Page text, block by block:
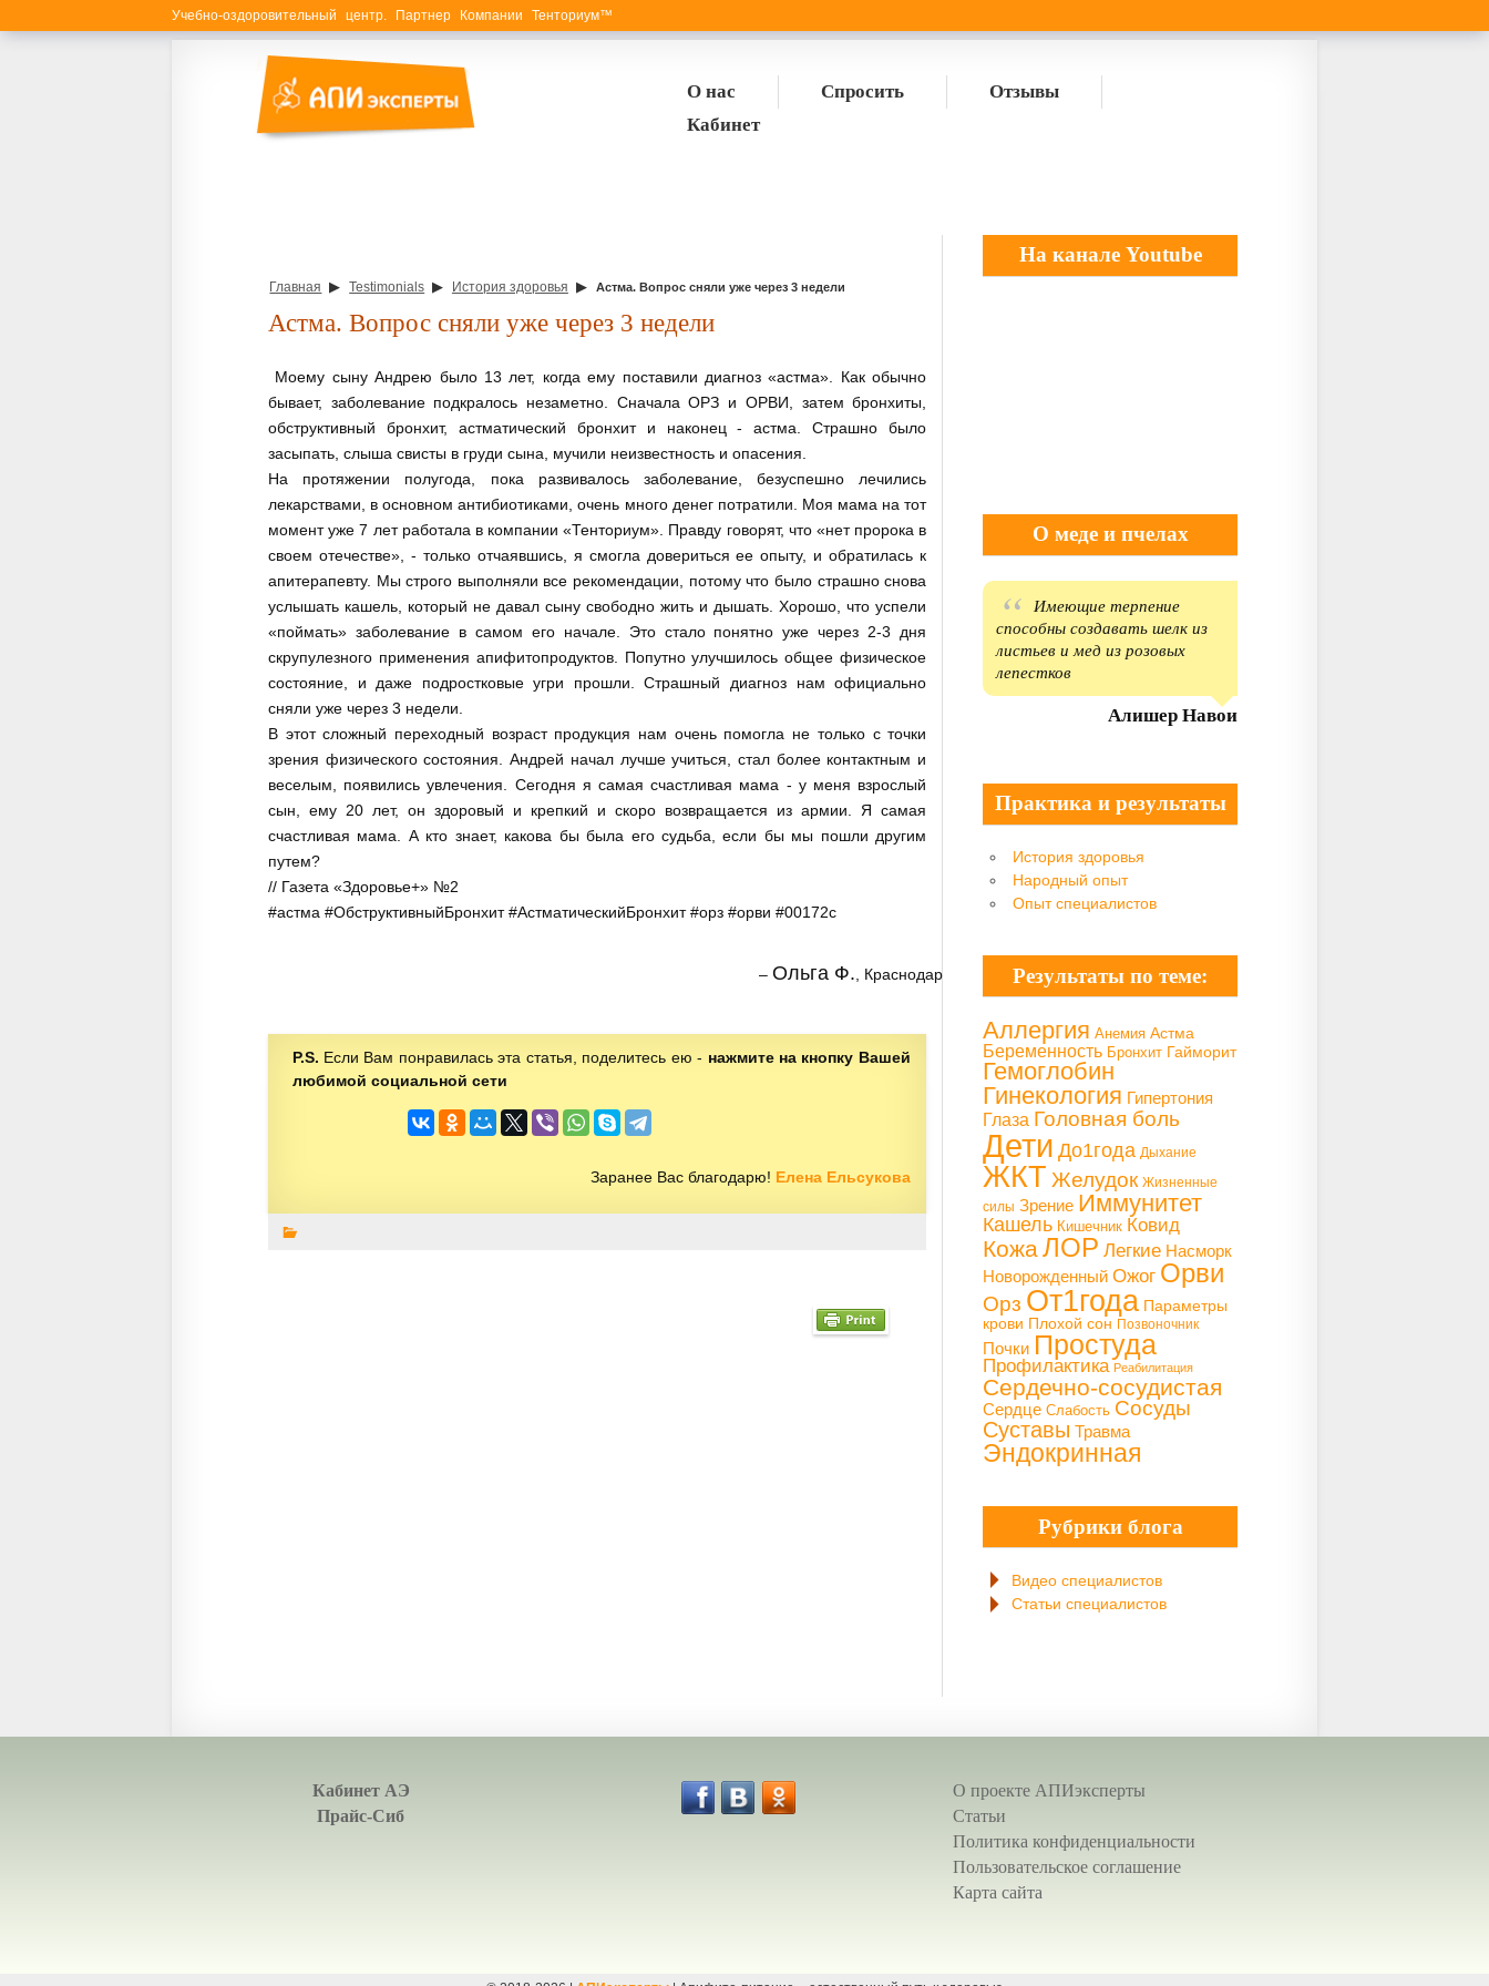
Учебно-оздоровительный центр. Партнер Компании Тенториум™
О нас Спросить
Отзывы
Кабинет
Главная ▶ Testimonials ▶ История здоровья ▶ Астма. Вопрос сняли уже через 3 недели
Астма. Вопрос сняли уже через 3 недели
Моему сыну Андрею было 13 лет, когда ему поставили диагноз «астма». Как обычно
бывает, заболевание подкралось незаметно. Сначала ОРЗ и ОРВИ, затем бронхиты,
обструктивный бронхит, астматический бронхит и наконец - астма. Страшно было
засыпать, слыша свисты в груди сына, мучили неизвестность и опасения.
На протяжении полугода, пока развивалось заболевание, безуспешно лечились
лекарствами, в основном антибиотиками, очень много денег потратили. Моя мама на тот
момент уже 7 лет работала в компании «Тенториум». Правду говорят, что «нет пророка в
своем отечестве», - только отчаявшись, я смогла довериться ее опыту, и обратилась к
апитерапевту. Мы строго выполняли все рекомендации, потому что было страшно снова
услышать кашель, который не давал сыну свободно жить и дышать. Хорошо, что успели
«поймать» заболевание в самом его начале. Это стало понятно уже через 2-3 дня
скрупулезного применения апифитопродуктов. Попутно улучшилось общее физическое
состояние, и даже подростковые угри прошли. Страшный диагноз нам официально
сняли уже через 3 недели.
В этот сложный переходный возраст продукция нам очень помогла не только с точки
зрения физического состояния. Андрей начал лучше учиться, стал более контактным и
веселым, появились увлечения. Сегодня я самая счастливая мама - у меня взрослый
сын, ему 20 лет, он здоровый и крепкий и скоро возвращается из армии. Я самая
счастливая мама. А кто знает, какова бы была его судьба, если бы мы пошли другим
путем?
// Газета «Здоровье+» №2
#астма #ОбструктивныйБронхит #АстматическийБронхит #орз #орви #00172c
Ольга Ф. Краснодар
P.S. Если Вам понравилась эта статья, поделитесь ею - нажмите на кнопку Вашей
любимой социальной сети
Заранее Вас благодарю! Елена Ельсукова
На канале Youtube
О меде и пчелах
Имеющие терпение
способны создавать шелк из
листьев и мед из розовых
лепестков
Алишер Навои
Практика и результаты
История здоровья
Народный опыт
Опыт специалистов
Результаты по теме:
Аллергия Анемия Астма
Беременность Бронхит Гайморит
Гемоглобин
Гинекология Гипертония
Глаза Головная боль
Дети До1года Дыхание
ЖКТ Желудок Жизненные
силы Зрение Иммунитет
Кашель Кишечник Ковид
КожаЛОР Легкие Насморк
Новорожденный Ожог Орви
Орз От1года Параметры
крови Плохой сон Позвоночник
Почки Простуда
Профилактика Реабилитация
Сердечно-сосудистая
Сердце Слабость Сосуды
Суставы Травма
Эндокринная
Рубрики блога
Видео специалистов
Статьи специалистов
Кабинет АЭ
Прайс-Сиб
О проекте АПИэксперты
Статьи
Политика конфиденциальности
Пользовательское соглашение
Карта сайта